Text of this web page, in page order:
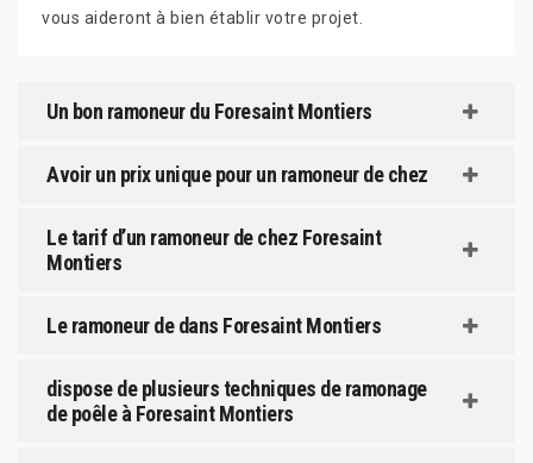
vous aideront à bien établir votre projet.
Un bon ramoneur du Foresaint Montiers
Avoir un prix unique pour un ramoneur de chez
Le tarif d’un ramoneur de chez Foresaint
Montiers
Le ramoneur de dans Foresaint Montiers
dispose de plusieurs techniques de ramonage
de poêle à Foresaint Montiers